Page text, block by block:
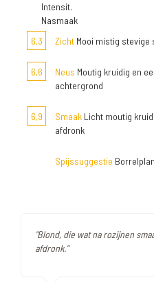
Intensit.
Nasmaak
6,3
Zicht Mooi mistig stevige
6,6 Neus Moutig kruidig en
achtergrond
6,9 Smaak Licht moutig
afdronk
Spijssuggestie
"Blond, die wat na rozijnen
afdronk."